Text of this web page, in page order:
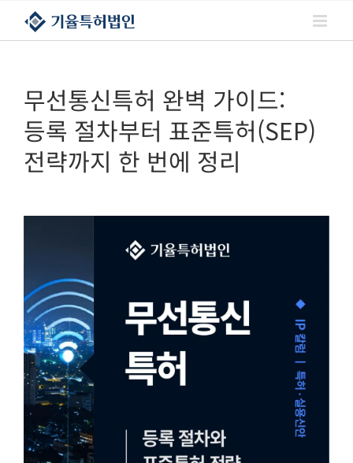
콘텐츠로
건너뛰기
무선통신특허 완벽 가이드:
등록 절차부터 표준특허(SEP)
전략까지 한 번에 정리